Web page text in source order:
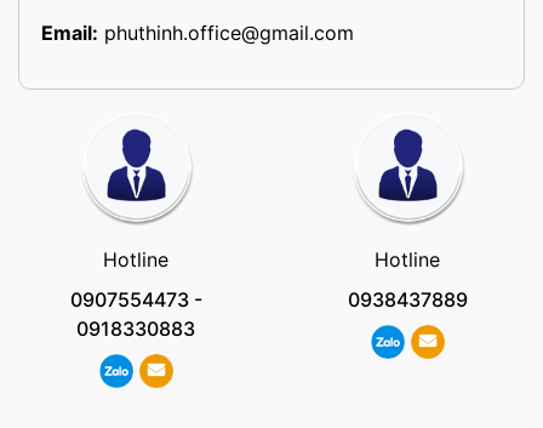
Email: phuthinh.office@gmail.com
Hotline
0907554473-
0918330883
Hotline
0938437889